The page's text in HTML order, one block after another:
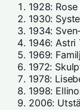
1928:
1930:
1934:
1946: Astri
1969:
1972:
1978:
1998:
2006: